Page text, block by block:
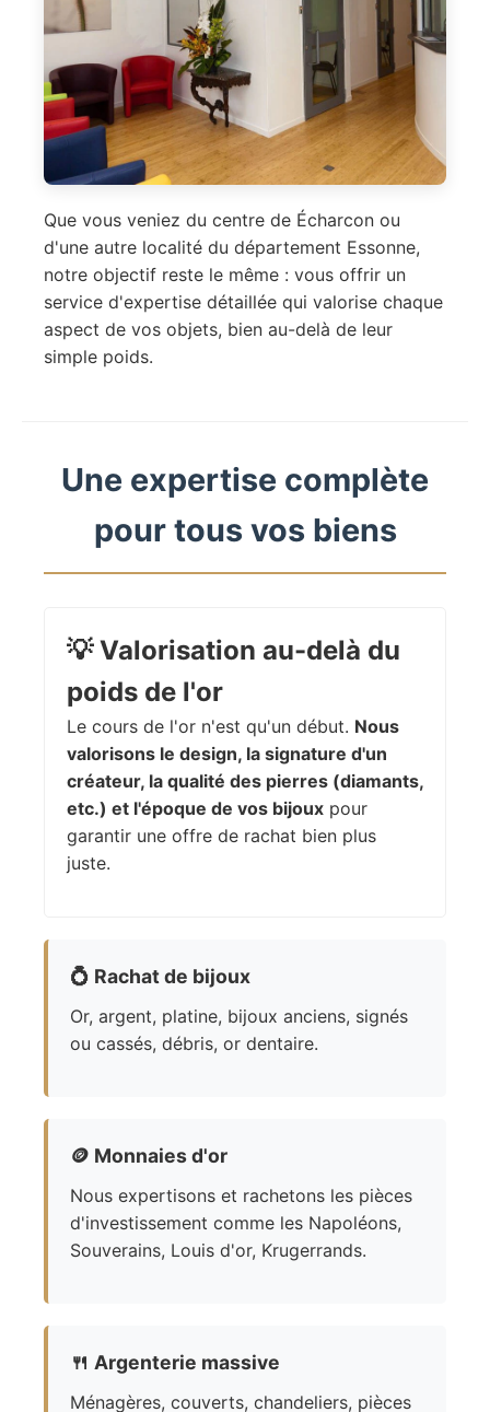
Que vous veniez du centre de Écharcon ou
d'une autre localité du département Essonne,
notre objectif reste le même : vous offrir un
service d'expertise détaillée qui valorise chaque
aspect de vos objets, bien au-delà de leur
simple poids.
Une expertise complète
pour tous vos biens
💡Valorisation au-delà du
poids de l'or
Le cours de l'or n'est qu'un début. Nous
valorisons le design, la signature d'un
créateur, la qualité des pierres (diamants,
etc.) et l'époque de vos bijoux pour
garantir une offre de rachat bien plus
juste.
💍 Rachat de bijoux
Or, argent, platine, bijoux anciens, signés
ou cassés, débris, or dentaire.
🪙 Monnaies d'or
Nous expertisons et rachetons les pièces
d'investissement comme les Napoléons,
Souverains, Louis d'or, Krugerrands.
🍴 Argenterie massive
Ménagères, couverts, chandeliers, pièces